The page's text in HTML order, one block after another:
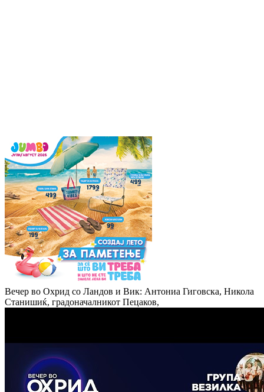
Вечер во Охрид со Ландов и Вик: Антониа Гиговска, Никола
Станишиќ, градоначалникот Пецаков,